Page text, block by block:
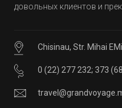
довольных клиентов и
Chisinau, Str. Mihai
0 (22) 277 232; 373